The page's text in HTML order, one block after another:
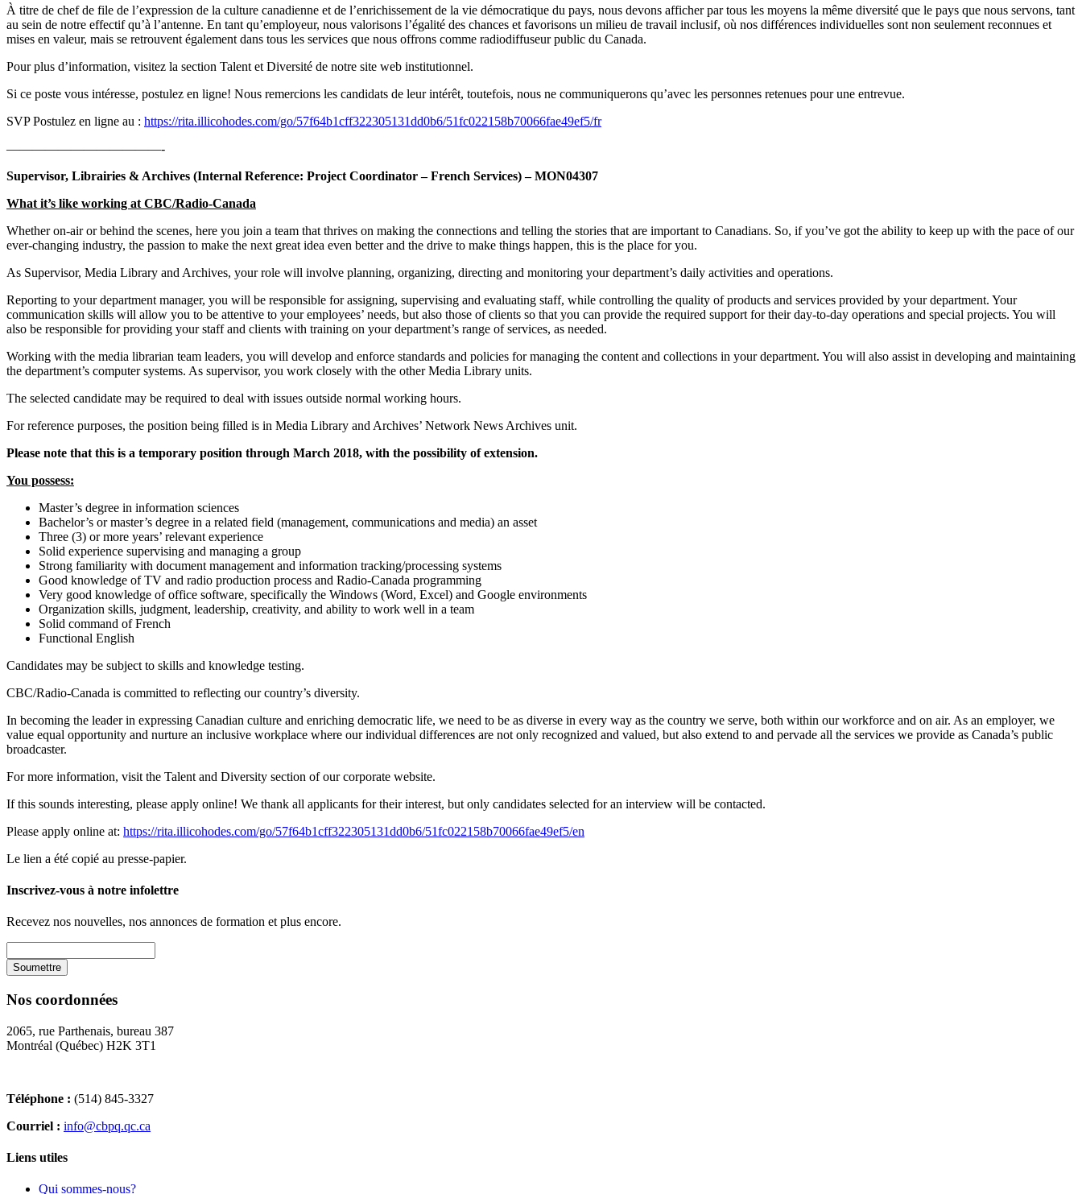
À titre de chef de file de l’expression de la culture canadienne et de l’enrichissement de la vie démocratique du pays, nous devons afficher par tous les moyens la même diversité que le pays que nous servons, tant
au sein de notre effectif qu’à l’antenne. En tant qu’employeur, nous valorisons l’égalité des chances et favorisons un milieu de travail inclusif, où nos différences individuelles sont non seulement reconnues et
mises en valeur, mais se retrouvent également dans tous les services que nous offrons comme radiodiffuseur public du Canada.
Pour plus d’information, visitez la section Talent et Diversité de notre site web institutionnel.
Si ce poste vous intéresse, postulez en ligne! Nous remercions les candidats de leur intérêt, toutefois, nous ne communiquerons qu’avec les personnes retenues pour une entrevue.
SVP Postulez en ligne au : https://rita.illicohodes.com/go/57f64b1cff322305131dd0b6/51fc022158b70066fae49ef5/fr
————————————-
Supervisor, Librairies & Archives (Internal Reference: Project Coordinator – French Services) – MON04307
What it’s like working at CBC/Radio-Canada
Whether on-air or behind the scenes, here you join a team that thrives on making the connections and telling the stories that are important to Canadians. So, if you’ve got the ability to keep up with the pace of our
ever-changing industry, the passion to make the next great idea even better and the drive to make things happen, this is the place for you.
As Supervisor, Media Library and Archives, your role will involve planning, organizing, directing and monitoring your department’s daily activities and operations.
Reporting to your department manager, you will be responsible for assigning, supervising and evaluating staff, while controlling the quality of products and services provided by your department. Your
communication skills will allow you to be attentive to your employees’ needs, but also those of clients so that you can provide the required support for their day-to-day operations and special projects. You will
also be responsible for providing your staff and clients with training on your department’s range of services, as needed.
Working with the media librarian team leaders, you will develop and enforce standards and policies for managing the content and collections in your department. You will also assist in developing and maintaining
the department’s computer systems. As supervisor, you work closely with the other Media Library units.
The selected candidate may be required to deal with issues outside normal working hours.
For reference purposes, the position being filled is in Media Library and Archives’ Network News Archives unit.
Please note that this is a temporary position through March 2018, with the possibility of extension.
You possess:
Master’s degree in information sciences
Bachelor’s or master’s degree in a related field (management, communications and media) an asset
Three (3) or more years’ relevant experience
Solid experience supervising and managing a group
Strong familiarity with document management and information tracking/processing systems
Good knowledge of TV and radio production process and Radio-Canada programming
Very good knowledge of office software, specifically the Windows (Word, Excel) and Google environments
Organization skills, judgment, leadership, creativity, and ability to work well in a team
Solid command of French
Functional English
Candidates may be subject to skills and knowledge testing.
CBC/Radio-Canada is committed to reflecting our country’s diversity.
In becoming the leader in expressing Canadian culture and enriching democratic life, we need to be as diverse in every way as the country we serve, both within our workforce and on air. As an employer, we
value equal opportunity and nurture an inclusive workplace where our individual differences are not only recognized and valued, but also extend to and pervade all the services we provide as Canada’s public
broadcaster.
For more information, visit the Talent and Diversity section of our corporate website.
If this sounds interesting, please apply online! We thank all applicants for their interest, but only candidates selected for an interview will be contacted.
Please apply online at: https://rita.illicohodes.com/go/57f64b1cff322305131dd0b6/51fc022158b70066fae49ef5/en
Le lien a été copié au presse-papier.
Inscrivez-vous à notre infolettre
Recevez nos nouvelles, nos annonces de formation et plus encore.
Nos coordonnées
2065, rue Parthenais, bureau 387
Montréal (Québec) H2K 3T1
Téléphone : (514) 845-3327
Courriel : info@cbpq.qc.ca
Liens utiles
Qui sommes-nous?